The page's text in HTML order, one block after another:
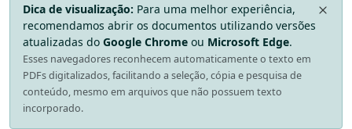
Dica de visualização: Para uma melhor experiência,
recomendamos abrir os documentos utilizando versões
atualizadas do Google Chrome ou Microsoft Edge.
Esses navegadores reconhecem automaticamente o texto em
PDFs digitalizados, facilitando a seleção, cópia e pesquisa de
conteúdo, mesmo em arquivos que não possuem texto
incorporado.